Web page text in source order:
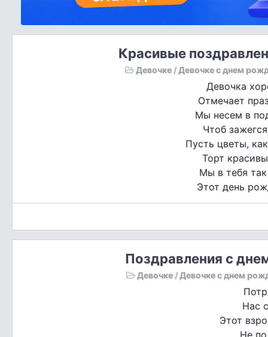
Красивые
Девочке /Девочке с днем
Девочка
Отмечает
Мы несем в
Чтоб
Пусть цветы,
Торт
Мы в тебя
Этот день
Поздравления с
Девочке/Девочке с днем
Нас
Этот
Не по